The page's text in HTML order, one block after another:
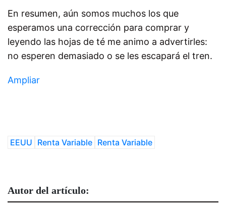
En resumen, aún somos muchos los que
esperamos una corrección para comprar y
leyendo las hojas de té me animo a advertirles:
no esperen demasiado o se les escapará el tren.
Ampliar
EEUU Renta Variable Renta Variable
Autor del artículo: